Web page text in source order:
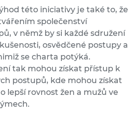
této iniciativy je také to, že
společenství
v němž by si každé sdružení
osvědčené postupy a
se charta potýká.
tak mohou získat přístup k
postupů, kde mohou získat
lepší rovnost žen a mužů ve